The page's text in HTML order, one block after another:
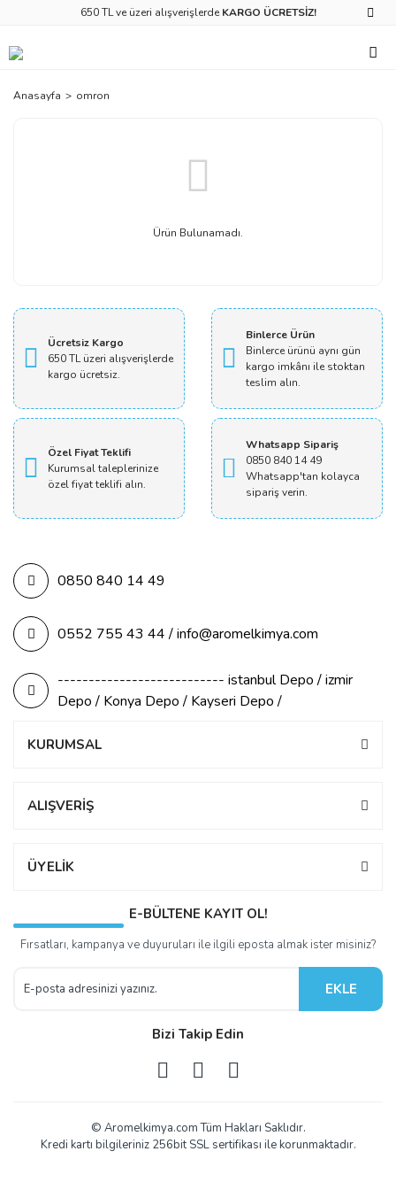
650 TL ve üzeri alışverişlerde KARGO ÜCRETSİZ!
Anasayfa omron
Ürün Bulunamadı.
Ücretsiz Kargo
650 TL üzeri alışverişlerde
kargo ücretsiz.
Binlerce Ürün
Binlerce ürünü aynı gün
kargo imkânı ile stoktan
teslim alın.
Özel Fiyat Teklifi
Kurumsal taleplerinize
özel fiyat teklifi alın.
Whatsapp Sipariş
0850 840 14 49
Whatsapp'tan kolayca
sipariş verin.
0850 840 14 49
0552 755 43 44 / info@aromelkimya.com
--------------------------- istanbul Depo / izmir
Depo / Konya Depo / Kayseri Depo /
KURUMSAL
ALIŞVERİŞ
ÜYELİK
E-BÜLTENE KAYIT OL!
Fırsatları, kampanya ve duyuruları ile ilgili eposta almak ister misiniz?
EKLE
Bizi Takip Edin
© Aromelkimya.com Tüm Hakları Saklıdır.
Kredi kartı bilgileriniz 256bit SSL sertifikası ile korunmaktadır.